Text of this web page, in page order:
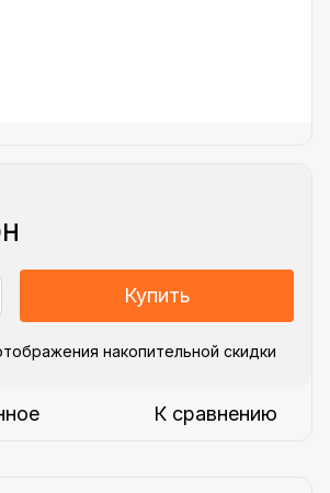
Купить
накопительной скидки
К сравнению